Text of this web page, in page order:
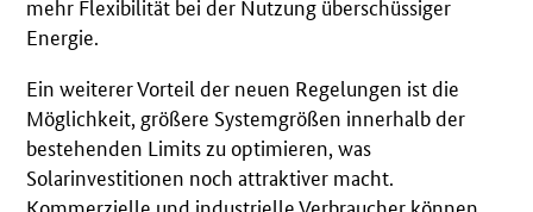
mehr Flexibilität bei der Nutzung überschüssiger
Energie.
Ein weiterer Vorteil der neuen Regelungen ist die
Möglichkeit, größere Systemgrößen innerhalb der
bestehenden Limits zu optimieren, was
Solarinvestitionen noch attraktiver macht.